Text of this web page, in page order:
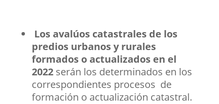
Los avalúos catastrales de los
predios urbanos y rurales
formados o actualizados en el
2022 serán los determinados en los
correspondientes procesos de
formación o actualización catastral.